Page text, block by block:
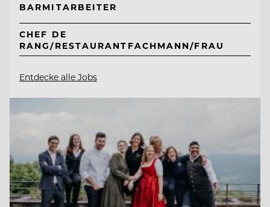
BARMITARBEITER
CHEF DE
RANG/RESTAURANTFACHMANN/FRAU
Entdecke alle Jobs